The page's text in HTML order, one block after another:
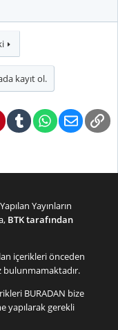
kayıt ol.
PinterestTumblrWhatsApp
E-posta
Yayınların
BTK tarafından
içerikleri önceden
BURADAN bize
yapılarak gerekli